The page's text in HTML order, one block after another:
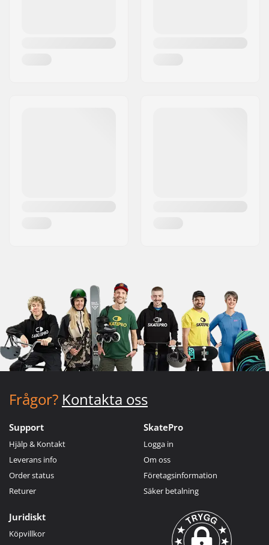
Frågor? Kontakta oss
Support
Hjälp & Kontakt
Leverans info
Order status
Returer
SkatePro
Logga in
Om oss
Företagsinformation
Säker betalning
Juridiskt
Köpvillkor